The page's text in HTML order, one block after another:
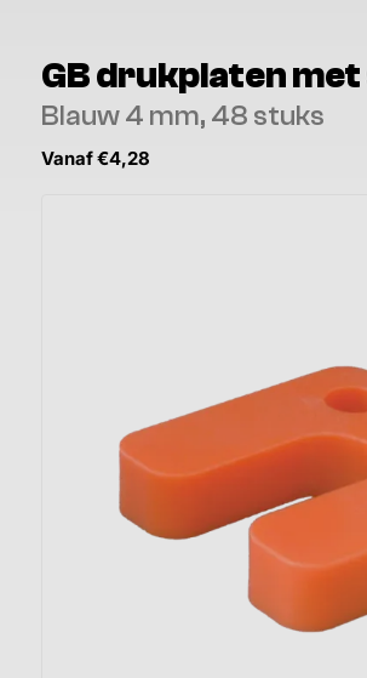
GB drukplaten
Blauw 4 mm, 48 stuks
Vanaf €4,28